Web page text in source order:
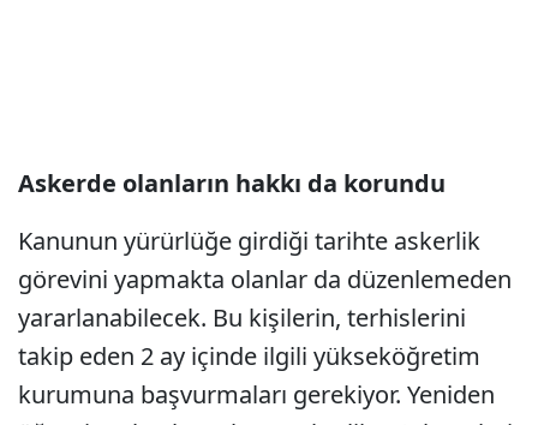
Askerde olanların hakkı da korundu
Kanunun yürürlüğe girdiği tarihte askerlik
görevini yapmakta olanlar da düzenlemeden
yararlanabilecek. Bu kişilerin, terhislerini
takip eden 2 ay içinde ilgili yükseköğretim
kurumuna başvurmaları gerekiyor. Yeniden